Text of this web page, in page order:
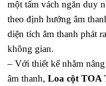
một tấm vách ngăn duy
theo định hướng âm
diện tích âm thanh phát
không gian.
– Với thiết kế nhằm
âm thanh, Loa cột TOA